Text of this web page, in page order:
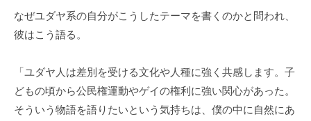
なぜユダヤ系の自分がこうしたテーマを書くのかと問われ、
彼はこう語る。
「ユダヤ人は差別を受ける文化や人種に強く共感します。子
どもの頃から公民権運動やゲイの権利に強い関心があった。
そういう物語を語りたいという気持ちは、僕の中に自然にあ